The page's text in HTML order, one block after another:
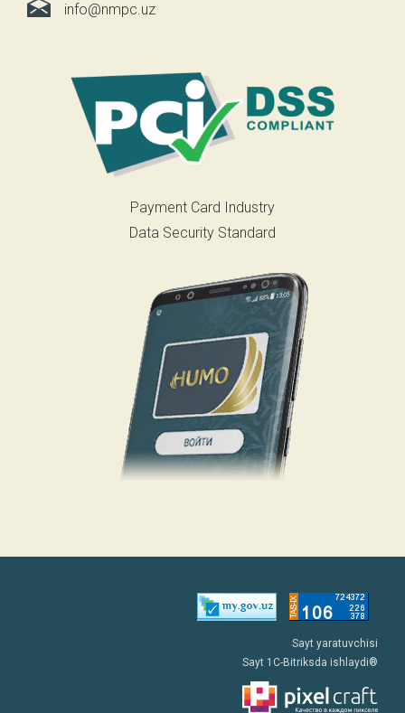
info@nmpc.uz
Payment Card Industry
Data Security Standard
Sayt yaratuvchisi
Sayt 1C-Bitriksda ishlaydi®